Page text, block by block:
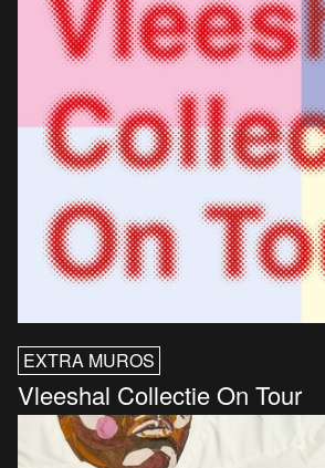
EXTRA MUROS
Vleeshal Collectie On Tour